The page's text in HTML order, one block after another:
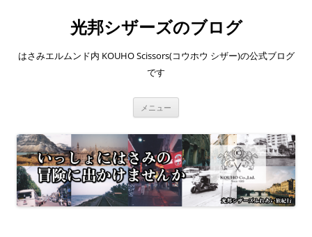
へ
ス
光邦シザーズのブログ
はさみエルムンド内 KOUHO Scissors(コウホウ シザー)の公式ブログ
です
メニュー